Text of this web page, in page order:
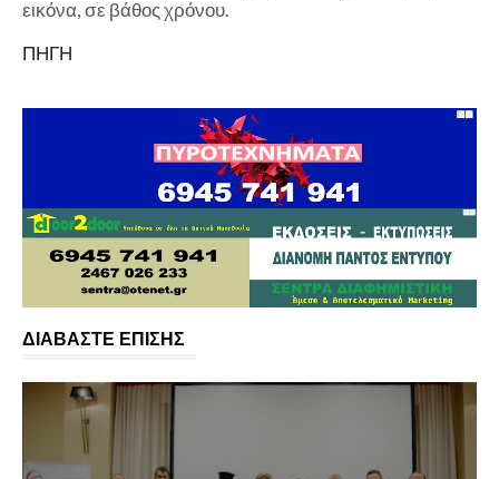
εικόνα, σε βάθος χρόνου.
ΠΗΓΗ
ΔΙΑΒΑΣΤΕ ΕΠΙΣΗΣ